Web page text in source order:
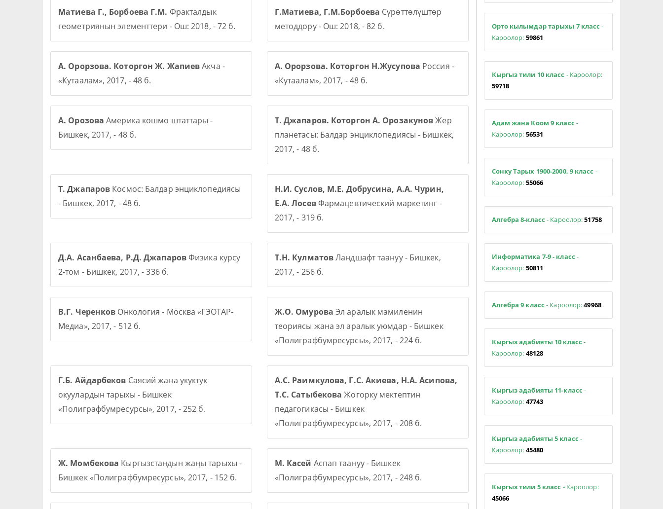
Матиева Г., Борбоева Г.М. Фракталдык
геометриянын элементтери - Ош: 2018, - 72 б.
Г.Матиева, Г.М.Борбоева Сүрөттөлүштөр
методдору - Ош: 2018, - 82 б.
А. Орорзова. Которгон Ж. ЖапиевАкча -
«Кутаалам», 2017, - 48 б.
А. Орорзова. Которгон Н.Жусупова Россия -
«Кутаалам», 2017, - 48 б.
А. Орозова Америка кошмо штаттары -
Бишкек, 2017, - 48 б.
Т. Джапаров. Которгон А. ОрозакуновЖер
планетасы: Балдар энциклопедиясы - Бишкек,
2017, - 48 б.
Т. Джапаров Космос: Балдар энциклопедиясы
- Бишкек, 2017, - 48 б.
Н.И. Суслов, М.Е. Добрусина, А.А. Чурин,
Е.А. ЛосевФармацевтический маркетинг -
2017, - 319 б.
Д.А. Асанбаева, Р.Д. ДжапаровФизика курсу
2-том - Бишкек, 2017, - 336 б.
Т.Н. КулматовЛандшафт таануу - Бишкек,
2017, - 256 б.
В.Г. Черенков Онкология - Москва «ГЭОТАР-
Медиа», 2017, - 512 б.
Ж.О. Омурова Эл аралык мамиленин
теориясы жана эл аралык уюмдар - Бишкек
«Полиграфбумресурсы», 2017, - 224 б.
Г.Б. Айдарбеков Саясий жана укуктук
окуулардын тарыхы - Бишкек
«Полиграфбумресурсы», 2017, - 252 б.
А.С. Раимкулова, Г.С. Акиева, Н.А. Асипова,
Т.С. Сатыбекова Жогорку мектептин
педагогикасы - Бишкек
«Полиграфбумресурсы», 2017, - 208 б.
Ж. Момбекова Кыргызстандын жаңы тарыхы -
Бишкек «Полиграфбумресурсы», 2017, - 152 б.
М. Касей Аспап таануу - Бишкек
«Полиграфбумресурсы», 2017, - 248 б.
Орто кылымдар тарыхы 7 класс-
Кароолор: 59861
Кыргыз тили 10 класс - Кароолор:
59718
Адам жана Коом 9 класс -
Кароолор: 56531
Сонку Тарых 1900-2000, 9 класс -
Кароолор: 55066
Алгебра 8-класс - Кароолор:51758
Информатика 7-9 - класс -
Кароолор: 50811
Алгебра 9 класс- Кароолор:49968
Кыргыз адабияты 10 класс -
Кароолор: 48128
Кыргыз адабияты 11-класс -
Кароолор: 47743
Кыргыз адабияты 5 класс -
Кароолор: 45480
Кыргыз тили 5 класс - Кароолор:
45066